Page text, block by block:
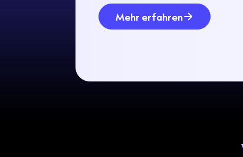
Mehr erfahren